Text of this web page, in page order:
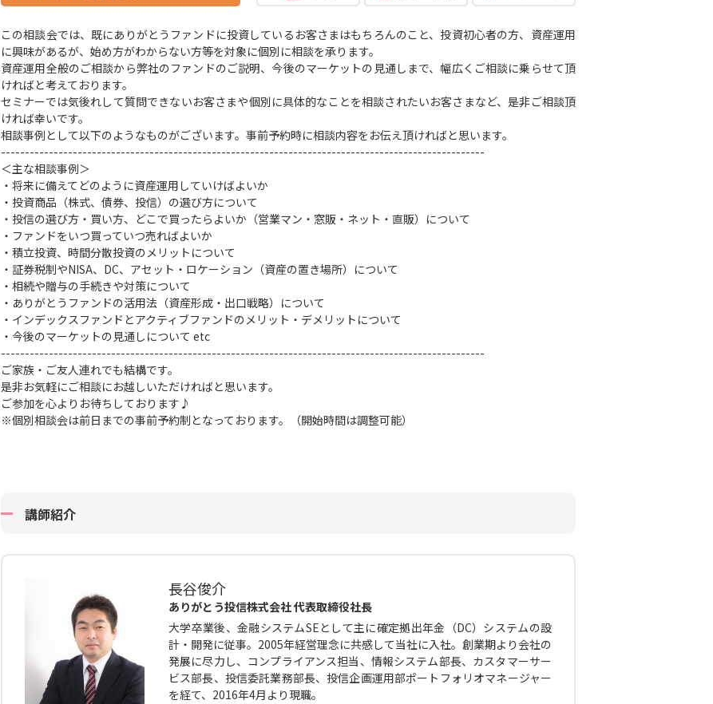
この相談会では、既にありがとうファンドに投資しているお客さまはもちろんのこと、投資初心者の方、資産運用
に興味があるが、始め方がわからない方等を対象に個別に相談を承ります。
資産運用全般のご相談から弊社のファンドのご説明、今後のマーケットの見通しまで、幅広くご相談に乗らせて頂
ければと考えております。
セミナーでは気後れして質問できないお客さまや個別に具体的なことを相談されたいお客さまなど、是非ご相談頂
ければ幸いです。
相談事例として以下のようなものがございます。事前予約時に相談内容をお伝え頂ければと思います。
-----------------------------------------------------------------------------------------------------
＜主な相談事例＞
・将来に備えてどのように資産運用していけばよいか
・投資商品（株式、債券、投信）の選び方について
・投信の選び方・買い方、どこで買ったらよいか（営業マン・窓販・ネット・直販）について
・ファンドをいつ買っていつ売ればよいか
・積立投資、時間分散投資のメリットについて
・証券税制やNISA、DC、アセット・ロケーション（資産の置き場所）について
・相続や贈与の手続きや対策について
・ありがとうファンドの活用法（資産形成・出口戦略）について
・インデックスファンドとアクティブファンドのメリット・デメリットについて
・今後のマーケットの見通しについて etc
-----------------------------------------------------------------------------------------------------
ご家族・ご友人連れでも結構です。
是非お気軽にご相談にお越しいただければと思います。
ご参加を心よりお待ちしております♪
※個別相談会は前日までの事前予約制となっております。（開始時間は調整可能）
講師紹介
長谷俊介
ありがとう投信株式会社 代表取締役社長
大学卒業後、金融システムSEとして主に確定拠出年金（DC）システムの設
計・開発に従事。2005年経営理念に共感して当社に入社。創業期より会社の
発展に尽力し、コンプライアンス担当、情報システム部長、カスタマーサー
ビス部長、投信委託業務部長、投信企画運用部ポートフォリオマネージャー
を経て、2016年4月より現職。